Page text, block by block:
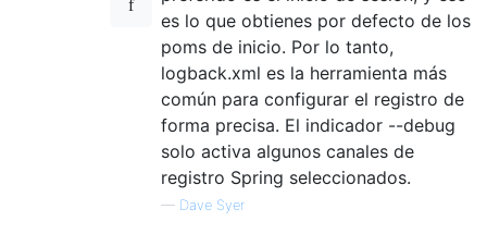
es lo que obtienes por defecto de los
poms de inicio. Por lo tanto,
logback.xml es la herramienta más
común para configurar el registro de
forma precisa. El indicador --debug
solo activa algunos canales de
registro Spring seleccionados.
— Dave Syer